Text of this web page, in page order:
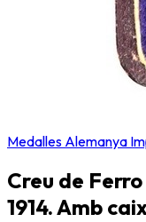
Medalles Alemanya
Creu de
1914. Amb